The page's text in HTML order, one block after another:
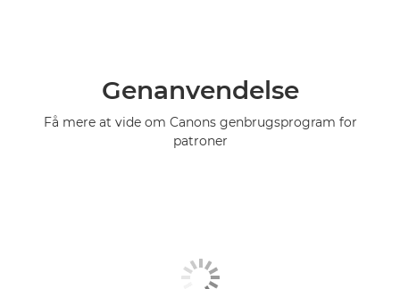
Genanvendelse
Få mere at vide om Canons genbrugsprogram for
patroner